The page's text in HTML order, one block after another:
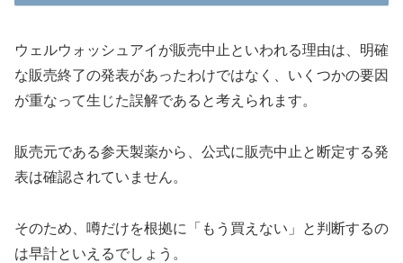
ウェルウォッシュアイが販売中止といわれる理由は、明確
な販売終了の発表があったわけではなく、いくつかの要因
が重なって生じた誤解であると考えられます。
販売元である参天製薬から、公式に販売中止と断定する発
表は確認されていません。
そのため、噂だけを根拠に「もう買えない」と判断するの
は早計といえるでしょう。